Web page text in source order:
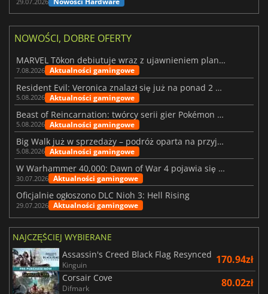
NOWOŚCI, DOBRE OFERTY
MARVEL Tōkon debiutuje wraz z ujawnieniem planu rozwoju na pierwszy rok
7.08.2026 Aktualności gamingowe
Resident Evil: Veronica znalazł się już na ponad 2 milionach list życzeń
5.08.2026 Aktualności gamingowe
Beast of Reincarnation: twórcy serii gier Pokémon wkraczają na nową ścieżkę
5.08.2026 Aktualności gamingowe
Big Walk już w sprzedaży – podróż oparta na przyjaźni
5.08.2026 Aktualności gamingowe
W Warhammer 40,000: Dawn of War 4 pojawia się frakcja Nekronów
30.07.2026 Aktualności gamingowe
Oficjalnie ogłoszono DLC Nioh 3: Hell Rising
29.07.2026 Aktualności gamingowe
NAJCZĘŚCIEJ WYBIERANE
Assassin's Creed Black Flag Resynced
Kinguin 170.94zł
Corsair Cove
Difmark 80.02zł